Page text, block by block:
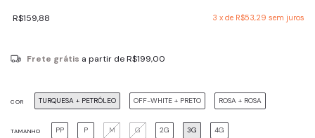
R$159,88 3 x de R$53,29 sem juros
Frete grátis a partir deR$199,00
COR TURQUESA + PETRÓLEO OFF-WHITE + PRETO ROSA + ROSA
TAMANHO PP P M G 2G 3G 4G